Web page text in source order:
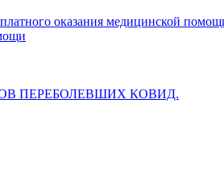
оказания медицинской
ПЕРЕБОЛЕВШИХ КОВИД.